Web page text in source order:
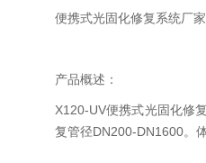
便携式光固化修复系统厂
产品概述：
X120-UV便携式光固化修
复管径DN200-DN1600。